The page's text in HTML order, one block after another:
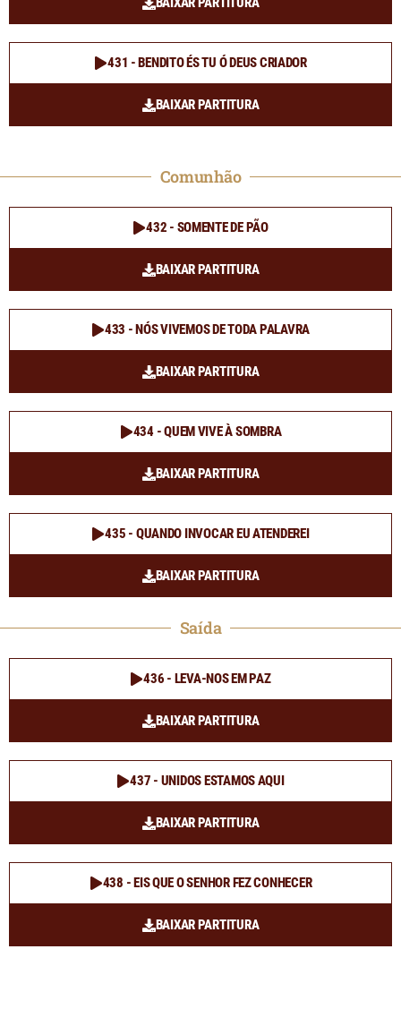
431 - BENDITO ÉS TU Ó DEUS CRIADOR
BAIXAR PARTITURA
Comunhão
432 - SOMENTE DE PÃO
BAIXAR PARTITURA
433 - NÓS VIVEMOS DE TODA PALAVRA
BAIXAR PARTITURA
434 - QUEM VIVE À SOMBRA
BAIXAR PARTITURA
435 - QUANDO INVOCAR EU ATENDEREI
BAIXAR PARTITURA
Saída
436 - LEVA-NOS EM PAZ
BAIXAR PARTITURA
437 - UNIDOS ESTAMOS AQUI
BAIXAR PARTITURA
438 - EIS QUE O SENHOR FEZ CONHECER
BAIXAR PARTITURA